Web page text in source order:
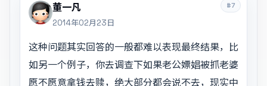
#7
董一凡
2014年02月23日
这种问题其实回答的一般都难以表现最终结果，比
如另一个例子，你去调查下如果老公嫖娼被抓老婆
愿不愿意拿钱去赎，绝大部分都会说不去，现实中